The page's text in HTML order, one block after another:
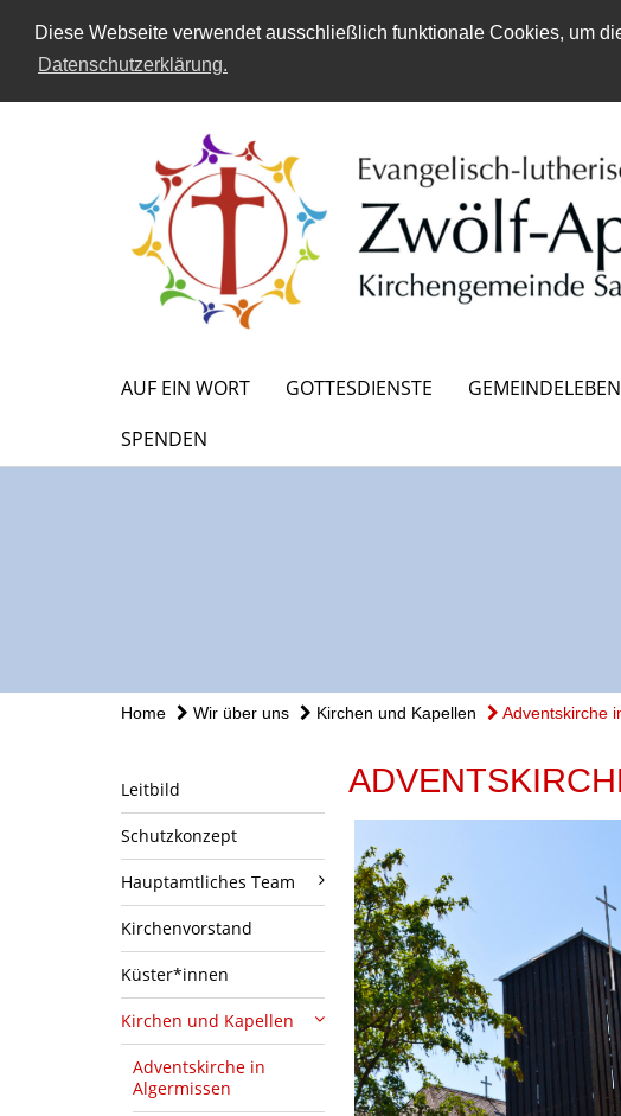
Diese Webseite verwendet ausschließlich funktionale Cookies, um
Datenschutzerklärung.
AUF EIN WORT GOTTESDIENSTE GEMEINDELEBEN
SPENDEN
Home Wir über uns Kirchen und Kapellen Adventskirche
Leitbild
Schutzkonzept
Hauptamtliches Team
Kirchenvorstand
Küster*innen
Kirchen und Kapellen
Adventskirche in
Algermissen